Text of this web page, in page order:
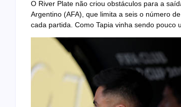
O River Plate não criou obstáculos para a
Argentino (AFA), que limita a seis o número
cada partida. Como Tapia vinha sendo pouco